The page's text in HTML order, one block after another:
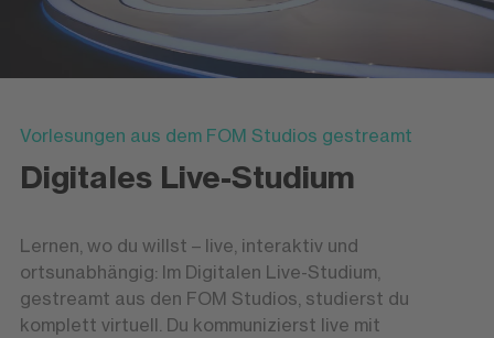
Vorlesungen aus dem FOM Studios gestreamt
Digitales Live-Studium
Lernen, wo du willst – live, interaktiv und
ortsunabhängig: Im Digitalen Live-Studium,
gestreamt aus den FOM Studios, studierst du
komplett virtuell. Du kommunizierst live mit